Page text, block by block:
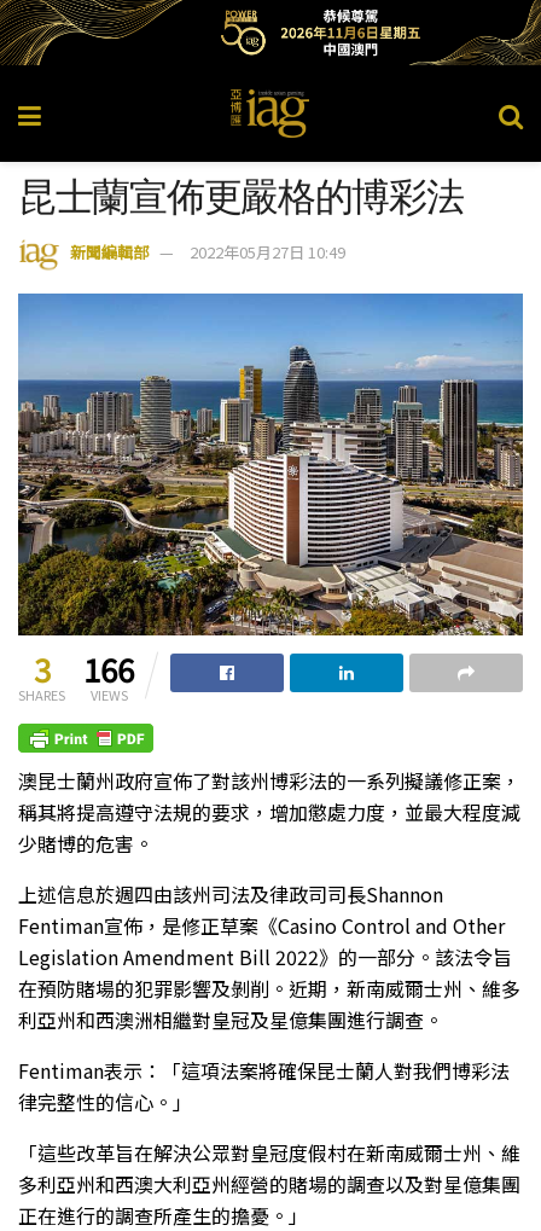
昆士蘭宣佈更嚴格的博彩法
新聞編輯部 2022年05月27日 10:49
3
SHARES
166
VIEWS
澳昆士蘭州政府宣佈了對該州博彩法的一系列擬議修正案，
稱其將提高遵守法規的要求，增加懲處力度，並最大程度減
少賭博的危害。
上述信息於週四由該州司法及律政司司長Shannon
Fentiman宣佈，是修正草案《Casino Control and Other
Legislation Amendment Bill 2022》的一部分。該法令旨
在預防賭場的犯罪影響及剝削。近期，新南威爾士州、維多
利亞州和西澳洲相繼對皇冠及星億集團進行調查。
Fentiman表示：「這項法案將確保昆士蘭人對我們博彩法
律完整性的信心。」
「這些改革旨在解決公眾對皇冠度假村在新南威爾士州、維
多利亞州和西澳大利亞州經營的賭場的調查以及對星億集團
正在進行的調查所產生的擔憂。」